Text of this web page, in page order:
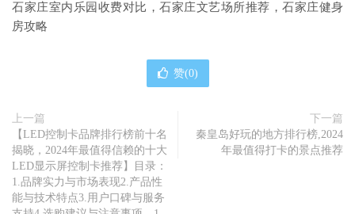
石家庄室内乐园收费对比，石家庄文艺场所推荐，石家庄健身
房攻略
赞(0)
上一篇
【LED控制卡品牌排行榜前十名
揭晓，2024年最值得信赖的十大
LED显示屏控制卡推荐】目录：
1.品牌实力与市场表现2.产品性
能与技术特点3.用户口碑与服务
下一篇
秦皇岛好玩的地方排行榜,2024
年最值得打卡的景点推荐